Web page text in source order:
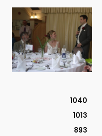
1040
1013
893